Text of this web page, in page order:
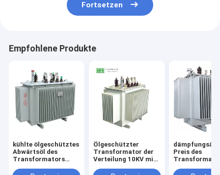
Fortsetzen
Empfohlene Produkte
kühlte ölgeschütztes
Abwärtsöl des
Transformators
Ölgeschützter
Transformator der
Verteilung 10KV mit
Preis des